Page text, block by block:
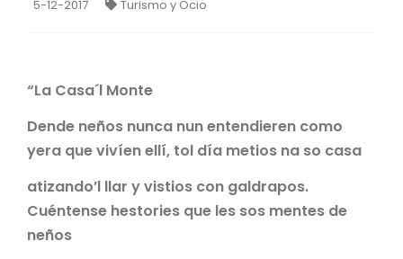
5-12-2017 Turismo y Ocio
“La Casa´l Monte
Dende neños nunca nun entendieren como
yera que vivíen ellí, tol día metios na so casa
atizando’l llar y vistios con galdrapos.
Cuéntense hestories que les sos mentes de
neños